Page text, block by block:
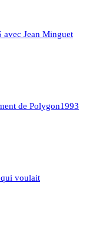
avec Jean Minguet
de Polygon1993
voulait